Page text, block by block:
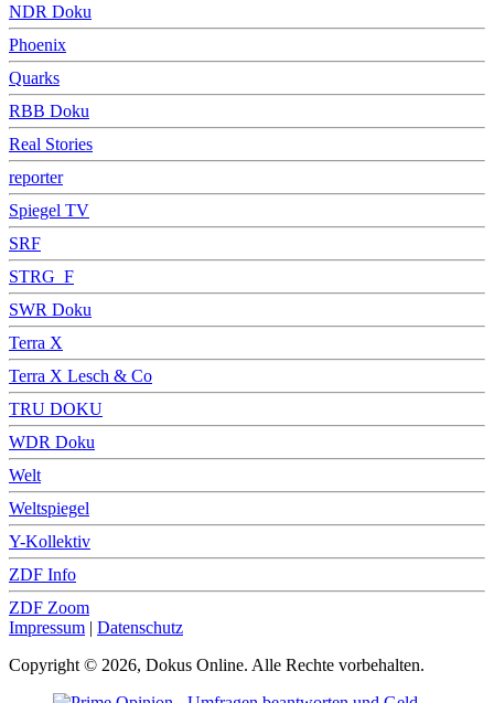
NDR Doku
Phoenix
Quarks
RBB Doku
Real Stories
reporter
Spiegel TV
SRF
STRG_F
SWR Doku
Terra X
Terra X Lesch & Co
TRU DOKU
WDR Doku
Welt
Weltspiegel
Y-Kollektiv
ZDF Info
ZDF Zoom
Impressum | Datenschutz
Copyright © 2026, Dokus Online. Alle Rechte vorbehalten.